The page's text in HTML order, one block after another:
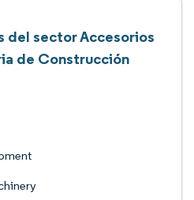
del sector Accesorios
de Construcción